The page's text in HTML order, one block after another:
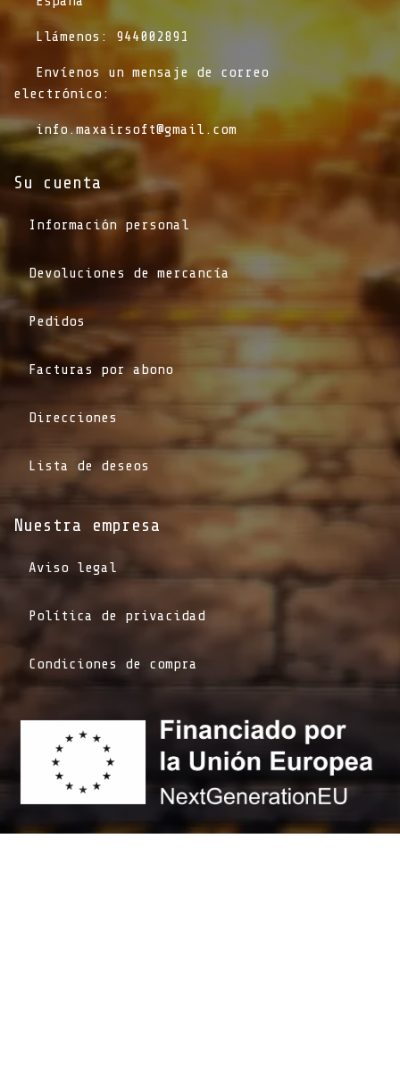
​Llámenos: 944002891
​Envíenos un mensaje de correo
electrónico:
info.maxairsoft@gmail.com
Su cuenta
Información personal
Devoluciones de mercancía
Pedidos
Facturas por abono
Direcciones
Lista de deseos
Nuestra empresa
Aviso legal
Política de privacidad
Condiciones de compra